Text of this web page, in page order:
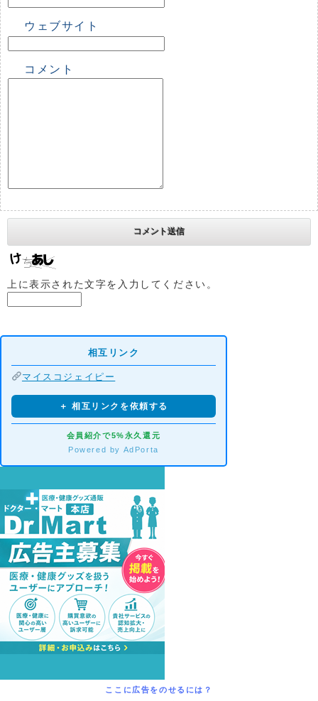
ウェブサイト
コメント
上に表示された文字を入力してください。
相互リンク
マイスコジェイピー
＋ 相互リンクを依頼する
会員紹介で5%永久還元
Powered by AdPorta
ここに広告をのせるには？